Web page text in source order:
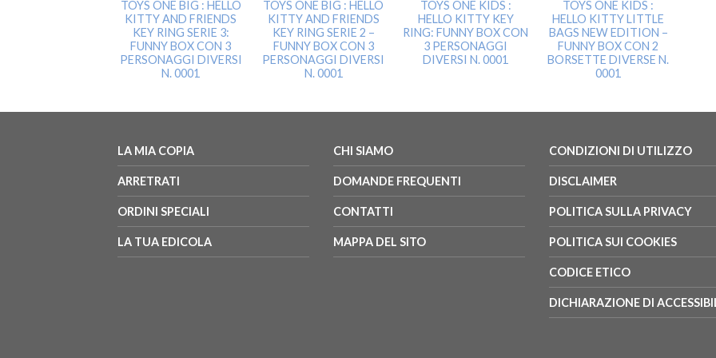
TOYS ONE BIG : HELLO
KITTY AND FRIENDS
KEY RING SERIE 3:
FUNNY BOX CON 3
PERSONAGGI DIVERSI
N. 0001
TOYS ONE BIG : HELLO
KITTY AND FRIENDS
KEY RING SERIE 2 –
FUNNY BOX CON 3
PERSONAGGI DIVERSI
N. 0001
TOYS ONE KIDS :
HELLO KITTY KEY
RING: FUNNY BOX CON
3 PERSONAGGI
DIVERSI N. 0001
TOYS ONE KIDS :
HELLO KITTY LITTLE
BAGS NEW EDITION –
FUNNY BOX CON 2
BORSETTE DIVERSE N.
0001
LA MIA COPIA
ARRETRATI
ORDINI SPECIALI
LA TUA EDICOLA
CHI SIAMO
DOMANDE FREQUENTI
CONTATTI
MAPPA DEL SITO
CONDIZIONI DI UTILIZZO
DISCLAIMER
POLITICA SULLA PRIVACY
POLITICA SUI COOKIES
CODICE ETICO
DICHIARAZIONE DI